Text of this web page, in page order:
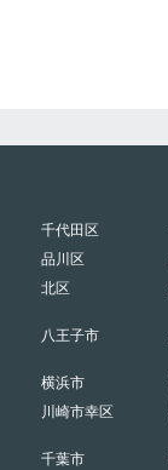
千代田区
品川区
北区
八王子市
横浜市
川崎市幸区
千葉市